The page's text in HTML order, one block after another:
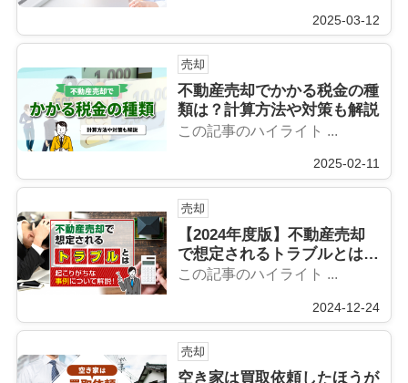
2025-03-12
売却
不動産売却でかかる税金の種
類は？計算方法や対策も解説
この記事のハイライト ...
2025-02-11
売却
【2024年度版】不動産売却
で想定されるトラブルとは？
起こりがちな事例について解
この記事のハイライト ...
2024-12-24
売却
空き家は買取依頼したほうが